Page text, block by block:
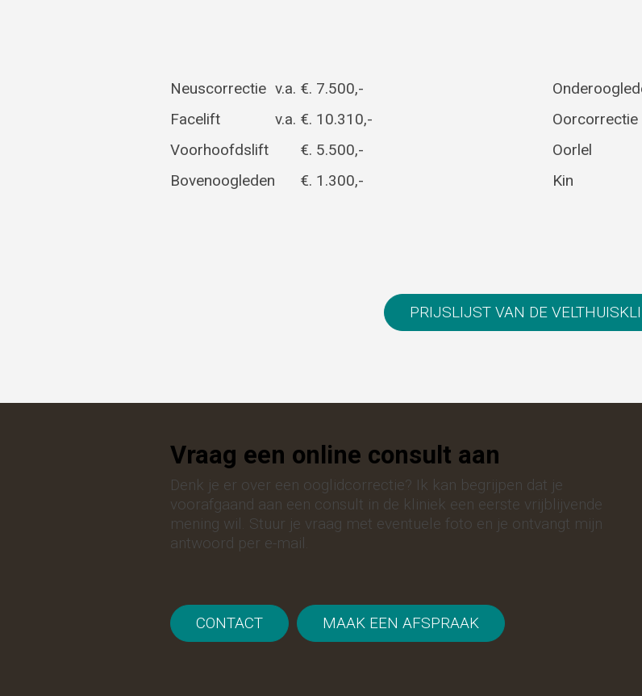
Neuscorrectie v.a. €. 7.500,-
Facelift
v.a. €. 10.310,-
Voorhoofdslift
€. 5.500,-
Bovenoogleden
€. 1.300,-
Oorcorrectie
Oorlel
Kin
PRIJSLIJST VAN DE
Vraag een online consult aan
Denk je er over een ooglidcorrectie? Ik kan begrijpen dat je
voorafgaand aan een consult in de kliniek een eerste vrijblijvende
mening wil. Stuur je vraag met eventuele foto en je ontvangt mijn
antwoord per e-mail.
CONTACT MAAK EEN AFSPRAAK